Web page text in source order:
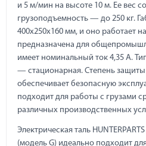
и 5 м/мин на высоте 10 м. Ее вес
грузоподъемность — до 250 кг.
400х250х160 мм, и оно работает
предназначена для
имеет номинальный ток 4,35 А.
— стационарная. Степень
обеспечивает безопасную
подходит для работы с грузами
различных производственных
Электрическая таль
(модель G) идеально подходит